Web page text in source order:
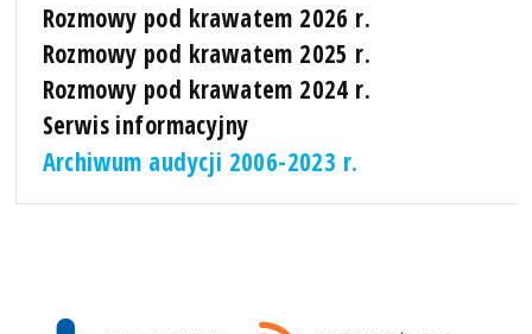
Rozmowy pod krawatem 2026 r.
Rozmowy pod krawatem 2025 r.
Rozmowy pod krawatem 2024 r.
Serwis informacyjny
Archiwum audycji 2006-2023 r.